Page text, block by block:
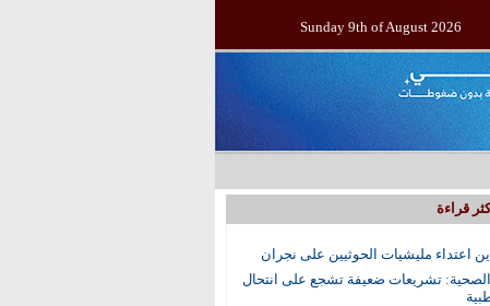
Sunday 9th of August 2026
قراءة
اعتداء مليشيات الحوثيين على نجران
الصحية: تشريعات ضعيفة تشجع على انتحال